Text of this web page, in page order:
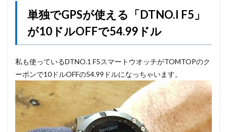
単独でGPSが使える「DTNO.I F5」
が10ドルOFFで54.99ドル
私も使っているDTNO.1 F5スマートウオッチがTOMTOPのク
ーポンで10ドルOFFの54.99ドルになっちゃいます。